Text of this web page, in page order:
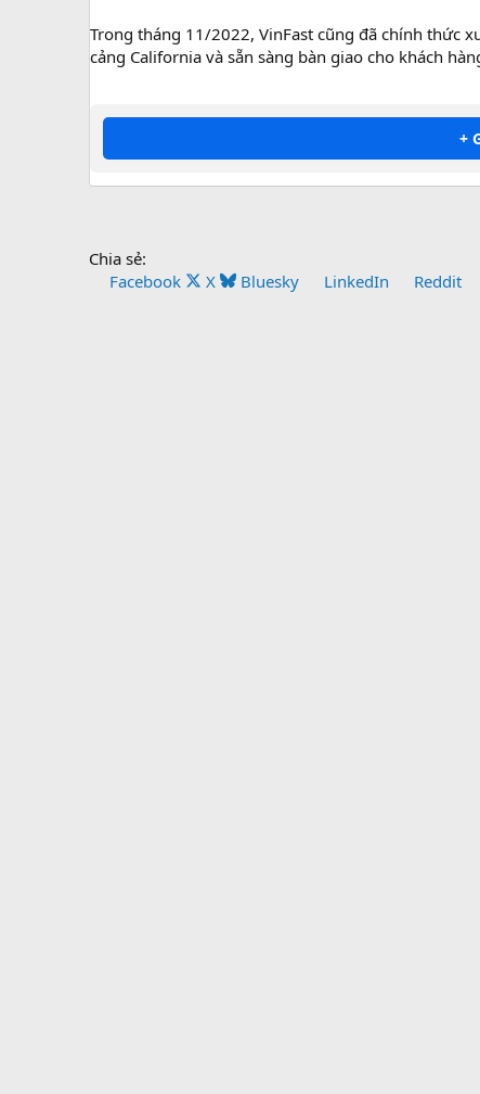
Trong tháng 11/2022, VinFast cũng đã chính thức
cảng California và sẵn sàng bàn giao cho khách
+
Chia sẻ:
Facebook
X Bluesky LinkedIn Reddit